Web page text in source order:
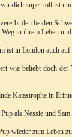
super toll ist
den beiden
in ihrem Leben
ist in London auch
wie beliebt doch
Katastrophe in
als Nessie und Sam.
wieder zum Leben